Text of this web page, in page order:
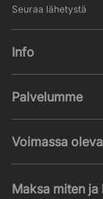
Seuraa lähetystä
Info
Suosittuja sivuja
Palvelumme
Maksa miten
Voimassa